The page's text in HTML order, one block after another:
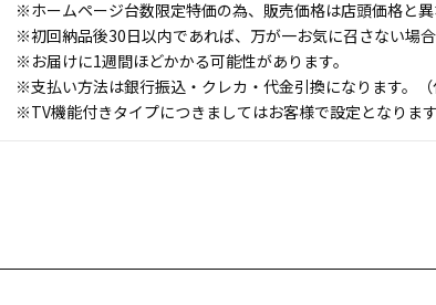
※ホームページ台数限定特価の為、販売価格は店頭価格と異
※初回納品後30日以内であれば、万が一お気に召さない場
※お届けに1週間ほどかかる可能性があります。
※支払い方法は銀行振込・クレカ・代金引換になります。
※TV機能付きタイプにつきましてはお客様で設定となりま